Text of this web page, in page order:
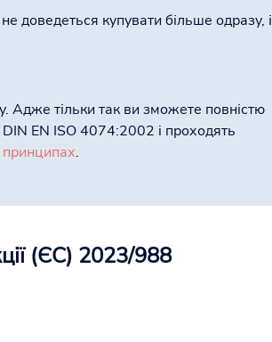
доведеться купувати більше одразу, і
Адже тільки так ви зможете повністю
EN ISO 4074:2002 і проходять
.
(ЄС) 2023/988